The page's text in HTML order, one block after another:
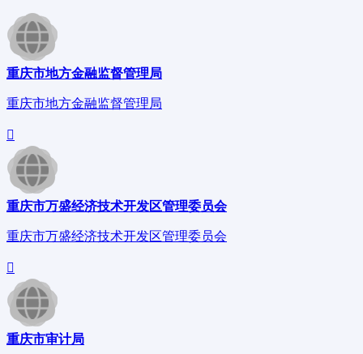
重庆市地方金融监督管理局
重庆市地方金融监督管理局
重庆市万盛经济技术开发区管理委员会
重庆市万盛经济技术开发区管理委员会
重庆市审计局